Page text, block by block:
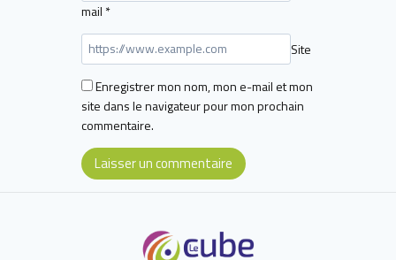
mail *
Site
Enregistrer mon nom, mon e-mail et mon
site dans le navigateur pour mon prochain
commentaire.